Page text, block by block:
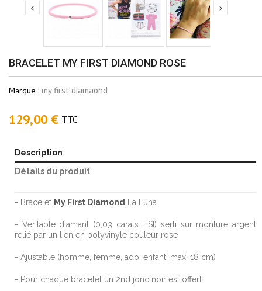
 
BRACELET MY FIRST DIAMOND ROSE
Marque : my first diamaond
129,00 € TTC
Description
Détails du produit
- Bracelet My First Diamond La Luna
- Véritable diamant (0,03 carats HSI) serti sur monture argent
relié par un lien en polyvinyle couleur rose
- Ajustable (homme, femme, ado, enfant, maxi 18 cm)
- Pour chaque bracelet un 2nd jonc noir est offert